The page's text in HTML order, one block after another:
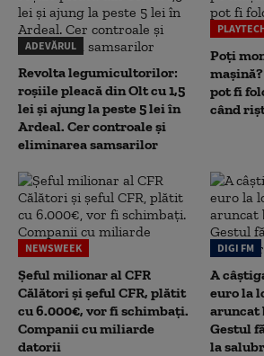
ADEVĂRUL
Revolta legumicultorilor:
roșiile pleacă din Olt cu 1,5
lei și ajung la peste 5 lei în
Ardeal. Cer controale și
eliminarea samsarilor
Poți
pot fi
când
NEWSWEEK
Șeful milionar al CFR
Călători și șeful CFR, plătit
cu 6.000€, vor fi schimbați.
Companii cu miliarde
datorii
DIGI FM
A
euro la
aruncat
Gestul
la